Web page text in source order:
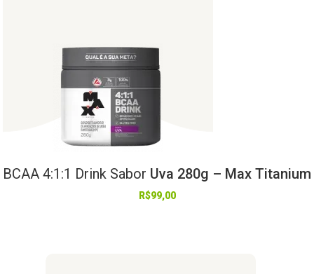
BCAA 4:1:1 Drink Sabor Uva 280g – Max Titanium
R$99,00